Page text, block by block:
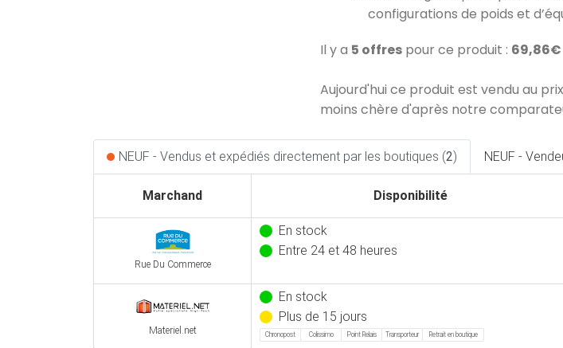
configurations de poids et
Il y a 5 offres pour ce produit : 69,86€
Aujourd'hui ce produit est vendu au
moins chère d'après notre
NEUF - Vendus et expédiés directement par les boutiques (2) NEUF -
Marchand Disponibilité
Rue Du Commerce
En stock
Entre 24 et 48 heures
Materiel.net
En stock
Plus de 15 jours
Chronopost Colissimo Point Relais Transporteur Retrait en boutique